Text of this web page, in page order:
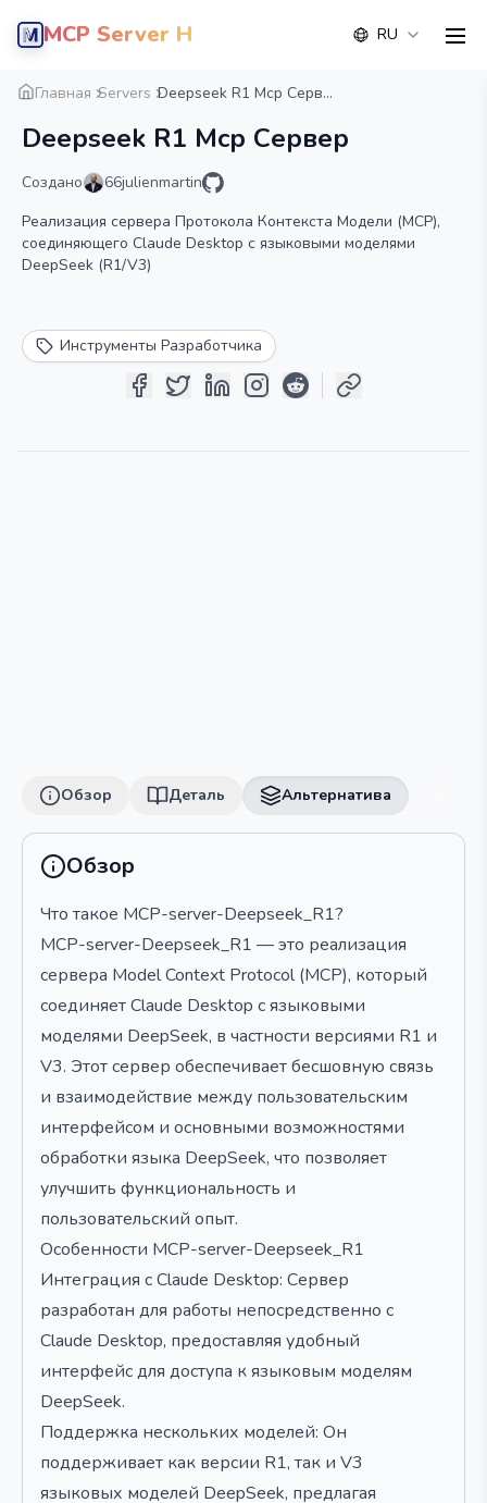
MCP Server Hub RU
Главная Servers Deepseek R1 Mcp Серв...
Deepseek R1 Mcp Сервер
Создано
66julienmartin
Реализация сервера Протокола Контекста Модели (MCP),
соединяющего Claude Desktop с языковыми моделями
DeepSeek (R1/V3)
Инструменты Разработчика
Обзор Деталь Альтернатива
Обзор Деталь Альтернатива
Обзор
Что такое MCP-server-Deepseek_R1?
MCP-server-Deepseek_R1 — это реализация
сервера Model Context Protocol (MCP), который
соединяет Claude Desktop с языковыми
моделями DeepSeek, в частности версиями R1 и
V3. Этот сервер обеспечивает бесшовную связь
и взаимодействие между пользовательским
интерфейсом и основными возможностями
обработки языка DeepSeek, что позволяет
улучшить функциональность и
пользовательский опыт.
Особенности MCP-server-Deepseek_R1
Интеграция с Claude Desktop: Сервер
разработан для работы непосредственно с
Claude Desktop, предоставляя удобный
интерфейс для доступа к языковым моделям
DeepSeek.
Поддержка нескольких моделей: Он
поддерживает как версии R1, так и V3
языковых моделей DeepSeek, предлагая